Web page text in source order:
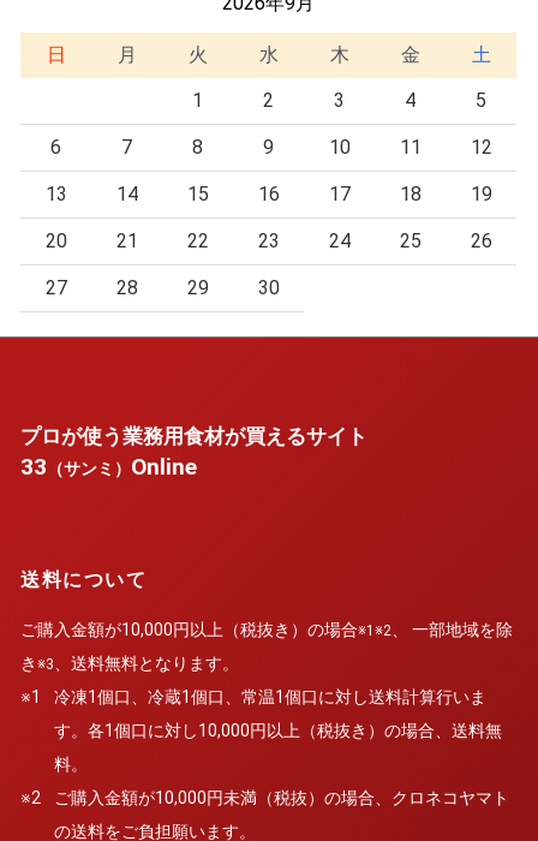
日 月 火 水 木 金
土
1
2 3 4 5
6 7 8 9 10 11 12
13 14 15 16 17 18 19
20 21 22 23 24 25 26
27 28 29 30
プロが使う業務用食材が買えるサイト
33 （サンミ） Online
送料について
ご購入金額が10,000円以上（税抜き）の場合※1※2
、 一部地域を除
き※3
、送料無料となります。
※1
冷凍1個口、冷蔵1個口、常温1個口に対し送料計算行いま
す。各1個口に対し10,000円以上（税抜き）の場合、送料無
料。
※2
ご購入金額が10,000円未満（税抜）の場合、クロネコヤマト
の送料をご負担願います。